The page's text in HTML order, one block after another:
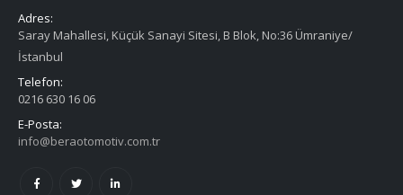
Adres:
Saray Mahallesi, Küçük Sanayi Sitesi, B Blok, No:36 Ümraniye/
İstanbul
Telefon:
0216 630 16 06
E-Posta:
info@beraotomotiv.com.tr